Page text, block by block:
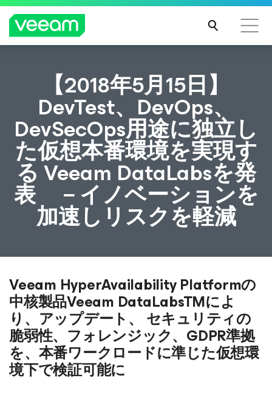
CrowdStrikeのコンテンツ更新によって影響を受け
るお客様向けのVeeamのガイダンス
を読
む
【2018年5月15日】
DevTest、DevOps、
DevSecOps用途に独立し
た仮想本番環境を実現す
る Veeam DataLabsを発
表 －イノベーションを
加速しリスクを軽減
Veeam HyperAvailability Platformの
中核製品Veeam DataLabsTMによ
り、アップデート、 セキュリティの
脆弱性、フォレンジック、GDPR準拠
を、本番ワークロードに準じた仮想環
境下で検証可能に